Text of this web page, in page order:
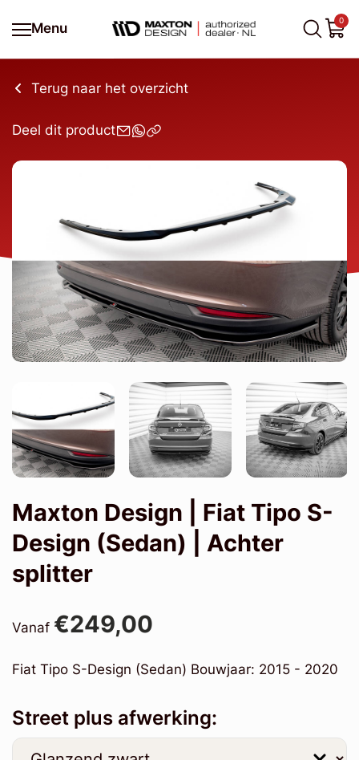
Menu
0
Terug naar het overzicht
Deel dit product
Maxton Design | Fiat Tipo S-
Design (Sedan) | Achter
splitter
Vanaf €249,00
Fiat Tipo S-Design (Sedan) Bouwjaar: 2015 - 2020
Street plus afwerking: